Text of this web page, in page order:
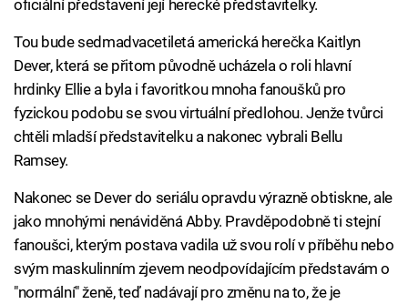
oficiální představení její herecké představitelky.
Tou bude sedmadvacetiletá americká herečka Kaitlyn
Dever, která se přitom původně ucházela o roli hlavní
hrdinky Ellie a byla i favoritkou mnoha fanoušků pro
fyzickou podobu se svou virtuální předlohou. Jenže tvůrci
chtěli mladší představitelku a nakonec vybrali Bellu
Ramsey.
Nakonec se Dever do seriálu opravdu výrazně obtiskne, ale
jako mnohými nenáviděná Abby. Pravděpodobně ti stejní
fanoušci, kterým postava vadila už svou rolí v příběhu nebo
svým maskulinním zjevem neodpovídajícím představám o
"normální" ženě, teď nadávají pro změnu na to, že je